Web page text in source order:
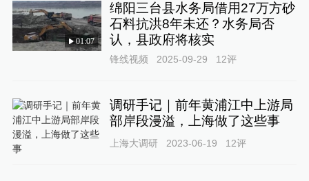
01:07
绵阳三台县水务局借用27万方砂
石料抗洪8年未还？水务局否
认，县政府将核实
锋线视频 2025-09-29 12评
调研手记｜前年黄浦江中上游局
部岸段漫溢，上海做了这些事
上海大调研 2023-06-19 12评